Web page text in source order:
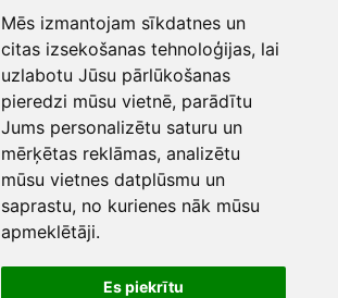
Mēs izmantojam sīkdatnes un
citas izsekošanas tehnoloģijas, lai
uzlabotu Jūsu pārlūkošanas
pieredzi mūsu vietnē, parādītu
Jums personalizētu saturu un
mērķētas reklāmas, analizētu
mūsu vietnes datplūsmu un
saprastu, no kurienes nāk mūsu
apmeklētāji.
Es piekrītu